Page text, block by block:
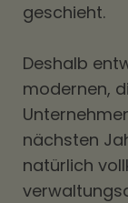
geschieht.
Deshalb
modernen,
nächsten
natürlich